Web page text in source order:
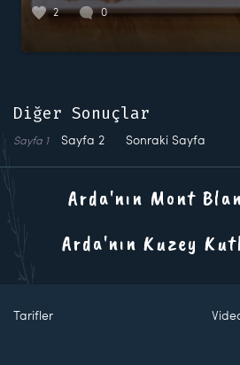
2 0
Diğer Sonuçlar
Sayfa 1 Sayfa 2 Sonraki Sayfa
Arda'nın Mont
Arda'nın Kuzey
Tarifler